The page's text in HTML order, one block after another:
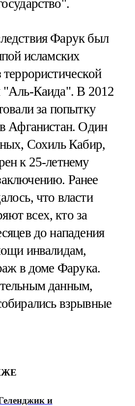
Фарук был
исламских
террористической
"Аль-Каида". В 2012
за попытку
Афганистан. Один
Сохиль Кабир,
к 25-летнему
Ранее
что власти
всех, кто за
до нападения
инвалидам,
в доме Фарука.
данным,
взрывные
и